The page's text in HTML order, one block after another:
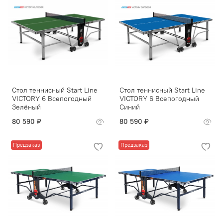
Стол теннисный Start Line
VICTORY 6 Всепогодный
Зелёный
80 590 ₽
Стол теннисный Start Line
VICTORY 6 Всепогодный
Синий
80 590 ₽
Предзаказ Предзаказ